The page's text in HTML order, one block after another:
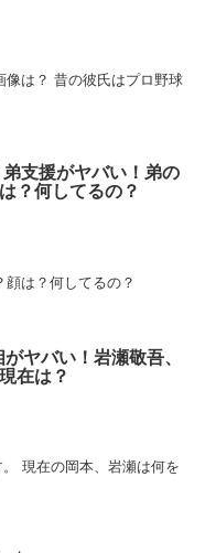
像は？ 昔の彼氏はプロ野球
支援がヤバい！弟の
？何してるの？
は？何してるの？
ヤバい！岩瀬敬吾、
在は？
現在の岡本、岩瀬は何を